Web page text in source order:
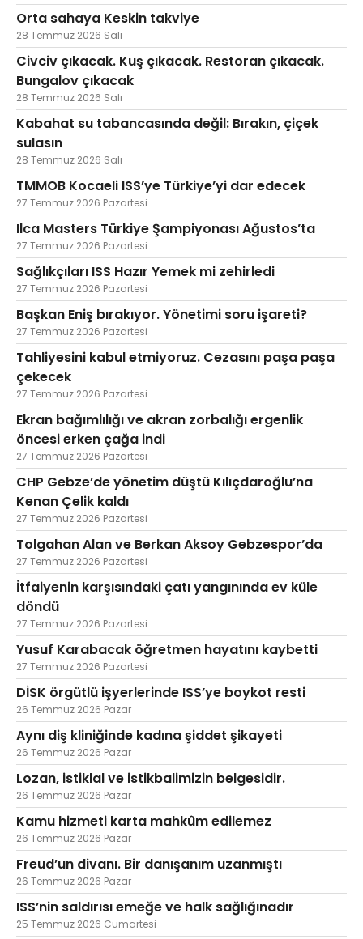
Orta sahaya Keskin takviye
28 Temmuz 2026 Salı
Civciv çıkacak. Kuş çıkacak. Restoran çıkacak.
Bungalov çıkacak
28 Temmuz 2026 Salı
Kabahat su tabancasında değil: Bırakın, çiçek
sulasın
28 Temmuz 2026 Salı
TMMOB Kocaeli ISS’ye Türkiye’yi dar edecek
27 Temmuz 2026 Pazartesi
Ilca Masters Türkiye Şampiyonası Ağustos’ta
27 Temmuz 2026 Pazartesi
Sağlıkçıları ISS Hazır Yemek mi zehirledi
27 Temmuz 2026 Pazartesi
Başkan Eniş bırakıyor. Yönetimi soru işareti?
27 Temmuz 2026 Pazartesi
Tahliyesini kabul etmiyoruz. Cezasını paşa paşa
çekecek
27 Temmuz 2026 Pazartesi
Ekran bağımlılığı ve akran zorbalığı ergenlik
öncesi erken çağa indi
27 Temmuz 2026 Pazartesi
CHP Gebze’de yönetim düştü Kılıçdaroğlu’na
Kenan Çelik kaldı
27 Temmuz 2026 Pazartesi
Tolgahan Alan ve Berkan Aksoy Gebzespor’da
27 Temmuz 2026 Pazartesi
İtfaiyenin karşısındaki çatı yangınında ev küle
döndü
27 Temmuz 2026 Pazartesi
Yusuf Karabacak öğretmen hayatını kaybetti
27 Temmuz 2026 Pazartesi
DİSK örgütlü işyerlerinde ISS’ye boykot resti
26 Temmuz 2026 Pazar
Aynı diş kliniğinde kadına şiddet şikayeti
26 Temmuz 2026 Pazar
Lozan, istiklal ve istikbalimizin belgesidir.
26 Temmuz 2026 Pazar
Kamu hizmeti karta mahkûm edilemez
26 Temmuz 2026 Pazar
Freud’un divanı. Bir danışanım uzanmıştı
26 Temmuz 2026 Pazar
ISS’nin saldırısı emeğe ve halk sağlığınadır
25 Temmuz 2026 Cumartesi